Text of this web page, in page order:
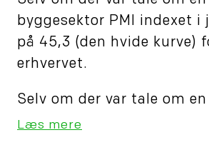
byggesektor PMI indexet
på 45,3 (den hvide kurve)
erhvervet.
Selv om der var tale om
Læs mere